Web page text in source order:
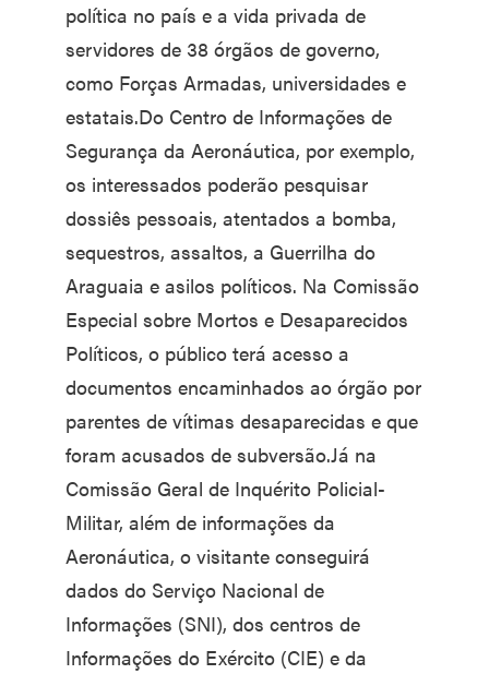
política no país e a vida privada de
servidores de 38 órgãos de governo,
como Forças Armadas, universidades e
estatais.Do Centro de Informações de
Segurança da Aeronáutica, por exemplo,
os interessados poderão pesquisar
dossiês pessoais, atentados a bomba,
sequestros, assaltos, a Guerrilha do
Araguaia e asilos políticos. Na Comissão
Especial sobre Mortos e Desaparecidos
Políticos, o público terá acesso a
documentos encaminhados ao órgão por
parentes de vítimas desaparecidas e que
foram acusados de subversão.Já na
Comissão Geral de Inquérito Policial-
Militar, além de informações da
Aeronáutica, o visitante conseguirá
dados do Serviço Nacional de
Informações (SNI), dos centros de
Informações do Exército (CIE) e da